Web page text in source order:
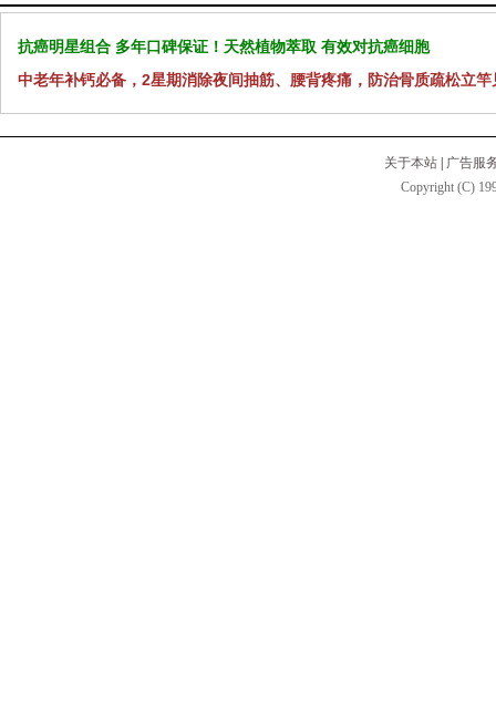
抗癌明星组合 多年口碑保证！天然植物萃取 有效对抗癌细胞
中老年补钙必备，2星期消除夜间抽筋、腰背疼痛，防治骨质疏松立竿
关于本站
广告服
Copyright (C)